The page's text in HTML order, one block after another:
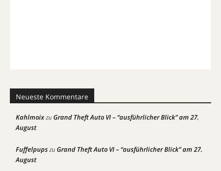
Neueste Kommentare
KahlmoixzuGrand Theft Auto VI – “ausführlicher Blick” am 27.
August
FuffelpupszuGrand Theft Auto VI – “ausführlicher Blick” am 27.
August